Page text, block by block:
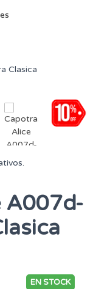
A007d-
EN STOCK